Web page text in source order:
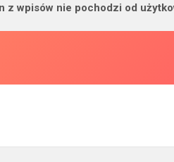
z wpisów nie pochodzi od